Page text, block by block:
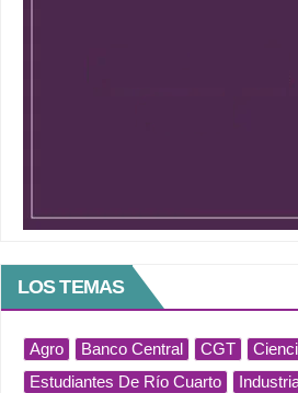
LOS TEMAS
Agro Banco Central CGT
Estudiantes De Río Cuarto